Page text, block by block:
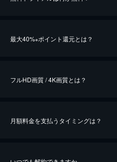
最大40%※ポイント還元とは？
※40％ポイント還元の対象は、クレジットカ
フルHD画質 / 4K画質とは？
月額料金を支払うタイミングは？